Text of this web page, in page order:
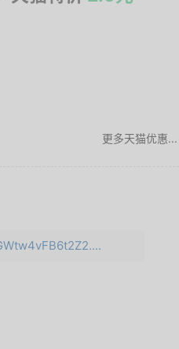
更多天猫优惠...